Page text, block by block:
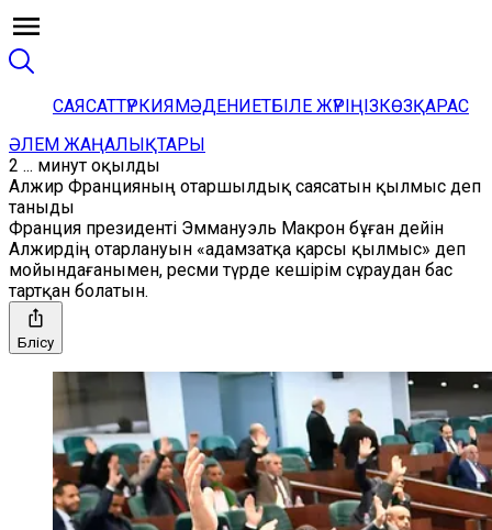
САЯСАТТҮРКИЯМӘДЕНИЕТБІЛЕ ЖҮРІҢІЗКӨЗҚАРАС
ӘЛЕМ ЖАҢАЛЫҚТАРЫ
2 ... минут оқылды
Алжир Францияның отаршылдық саясатын қылмыс деп
таныды
Франция президенті Эммануэль Макрон бұған дейін
Алжирдің отарлануын «адамзатқа қарсы қылмыс» деп
мойындағанымен, ресми түрде кешірім сұраудан бас
тартқан болатын.
Бөлісу